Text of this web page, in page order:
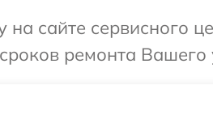
сайте сервисного
ремонта Вашего